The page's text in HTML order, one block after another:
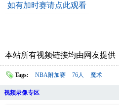
如有加时赛请点此观看
本站所有视频链接均由网友提供
Tags: NBA附加赛 76人 魔术
视频录像专区